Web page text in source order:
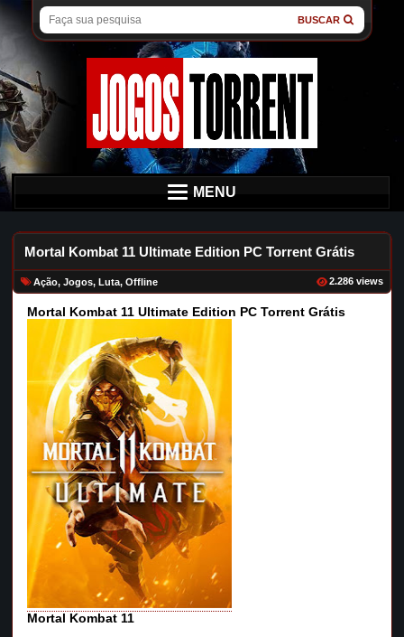
BUSCAR
MENU
Mortal Kombat 11 Ultimate Edition PC Torrent Grátis
Ação,Jogos,Luta,Offline 2.286 views
Mortal Kombat 11 Ultimate Edition PC Torrent Grátis
Mortal Kombat 11